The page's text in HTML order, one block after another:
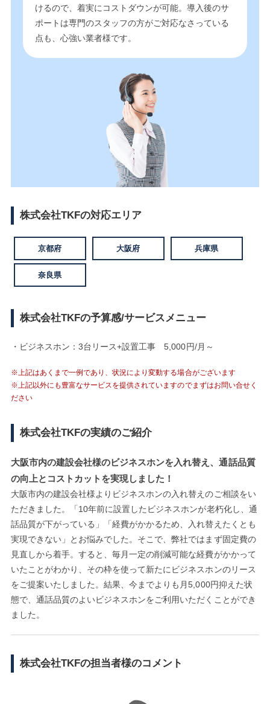
けるので、着実にコストダウンが可能。導入後のサ
ポートは専門のスタッフの方がご対応なさっている
点も、心強い業者様です。
株式会社TKFの対応エリア
京都府 大阪府 兵庫県
奈良県
株式会社TKFの予算感/サービスメニュー
・ビジネスホン：3台リース+設置工事 5,000円/月～
※上記はあくまで一例であり、状況により変動する場合がございます
※上記以外にも豊富なサービスを提供されていますのでまずはお問い合せく
ださい
株式会社TKFの実績のご紹介
大阪市内の建設会社様のビジネスホンを入れ替え、通話品質
の向上とコストカットを実現しました！
大阪市内の建設会社様よりビジネスホンの入れ替えのご相談をい
ただきました。「10年前に設置したビジネスホンが老朽化し、通
話品質が下がっている」「経費がかかるため、入れ替えたくとも
実現できない」とお悩みでした。そこで、弊社ではまず固定費の
見直しから着手。すると、毎月一定の削減可能な経費がかかって
いたことがわかり、その枠を使って新たにビジネスホンのリース
をご提案いたしました。結果、今までよりも月5,000円抑えた状
態で、通話品質のよいビジネスホンをご利用いただくことができ
ました。
株式会社TKFの担当者様のコメント